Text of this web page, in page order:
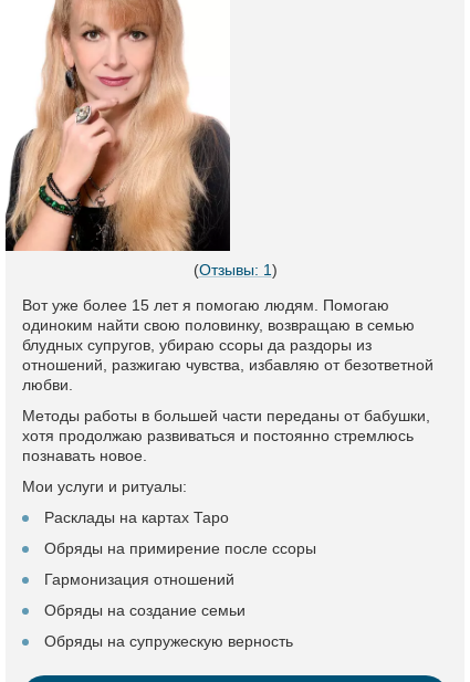
(Отзывы: 1)
Вот уже более 15 лет я помогаю людям. Помогаю
одиноким найти свою половинку, возвращаю в семью
блудных супругов, убираю ссоры да раздоры из
отношений, разжигаю чувства, избавляю от безответной
любви.
Методы работы в большей части переданы от бабушки,
хотя продолжаю развиваться и постоянно стремлюсь
познавать новое.
Мои услуги и ритуалы:
Расклады на картах Таро
Обряды на примирение после ссоры
Гармонизация отношений
Обряды на создание семьи
Обряды на супружескую верность